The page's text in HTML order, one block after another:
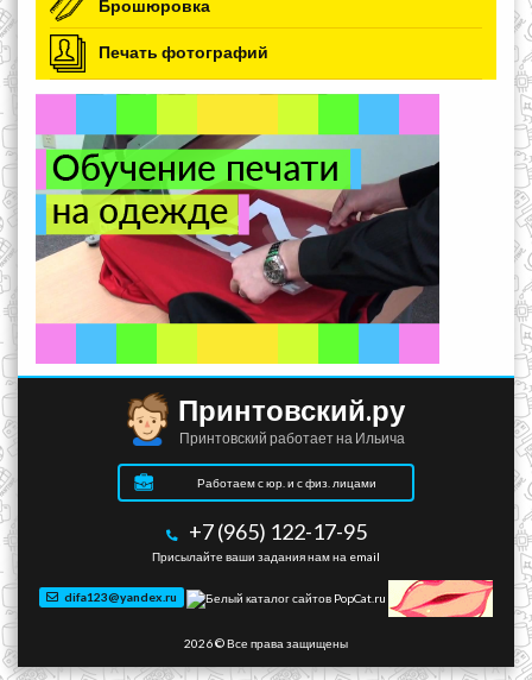
Брошюровка
Печать фотографий
Принтовский.ру
Принтовский работает на Ильича
Работаем с юр. и с физ. лицами
+7 (965) 122-17-95
Присылайте ваши задания нам на email
difa123@yandex.ru
2026 © Все права защищены